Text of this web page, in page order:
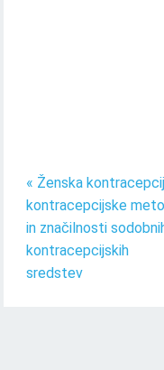
« Ženska
kontracepcijske
in značilnosti
kontracepcijskih
sredstev